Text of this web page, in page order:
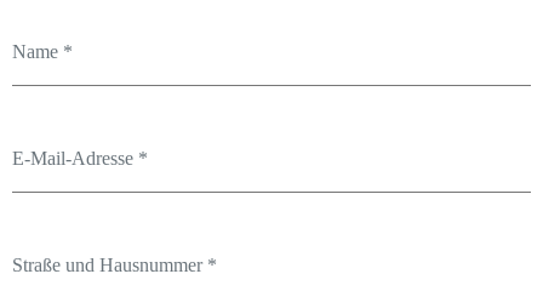
Name *
E-Mail-Adresse *
Straße und Hausnummer *